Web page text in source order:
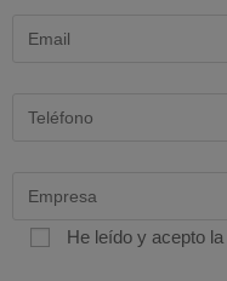
He leído y acepto la